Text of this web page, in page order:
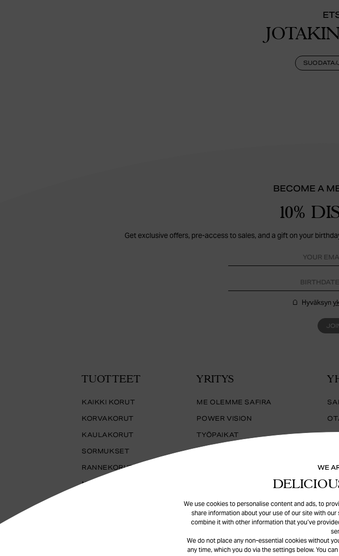
WE
We use cookies to personalise content and ads, to
share information about your use of our site with
combine it with other information that you’ve
We do not place any non-essential cookies without
any time, which you do via the settings below. You
BECOME A
10%
Get exclusive offers, pre-access to sales, and a gift on your
Hyväksyn
TUOTTEET
KAIKKI KORUT
KORVAKORUT
KAULAKORUT
SORMUKSET
RANNEKORUT
NILKKAKORUT
YRITYS
ME OLEMME SAFIRA
POWER VISION
TYÖPAIKAT